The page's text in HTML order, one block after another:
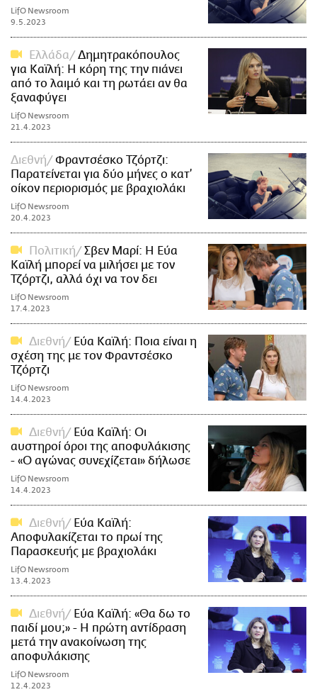
LifO Newsroom
9.5.2023
Ελλάδα
Δημητρακόπουλος
για Καϊλή: Η κόρη της την πιάνει
από το λαιμό και τη ρωτάει αν θα
ξαναφύγει
LifO Newsroom
21.4.2023
Διεθνή
Φραντσέσκο Τζόρτζι:
Παρατείνεται για δύο μήνες ο κατ’
οίκον περιορισμός με βραχιολάκι
LifO Newsroom
20.4.2023
Πολιτική
Σβεν Μαρί: Η Εύα
Καϊλή μπορεί να μιλήσει με τον
Τζόρτζι, αλλά όχι να τον δει
LifO Newsroom
17.4.2023
Διεθνή
Εύα Καϊλή: Ποια είναι η
σχέση της με τον Φραντσέσκο
Τζόρτζι
LifO Newsroom
14.4.2023
Διεθνή
Εύα Καϊλή: Οι
αυστηροί όροι της αποφυλάκισης
- «Ο αγώνας συνεχίζεται» δήλωσε
LifO Newsroom
14.4.2023
Διεθνή
Εύα Καϊλή:
Αποφυλακίζεται το πρωί της
Παρασκευής με βραχιολάκι
LifO Newsroom
13.4.2023
Διεθνή
Εύα Καϊλή: «Θα δω το
παιδί μου;» - Η πρώτη αντίδραση
μετά την ανακοίνωση της
αποφυλάκισης
LifO Newsroom
12.4.2023